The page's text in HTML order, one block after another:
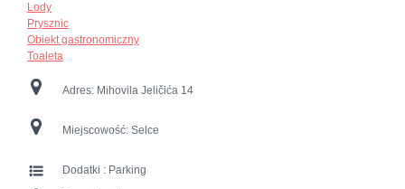
Lody
Prysznic
Obiekt gastronomiczny
Toaleta
Adres: Mihovila Jeličića 14
Miejscowość: Selce
Dodatki : Parking